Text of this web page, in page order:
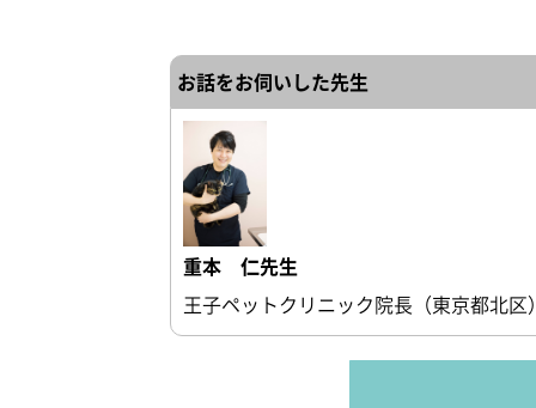
お話をお伺いした先生
重本 仁先生
王子ペットクリニック院長（東京都北区